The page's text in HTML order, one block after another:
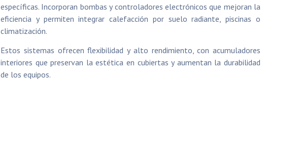
específicas. Incorporan bombas y controladores electrónicos que mejoran la
eficiencia y permiten integrar calefacción por suelo radiante, piscinas o
climatización.
Estos sistemas ofrecen flexibilidad y alto rendimiento, con acumuladores
interiores que preservan la estética en cubiertas y aumentan la durabilidad
de los equipos.